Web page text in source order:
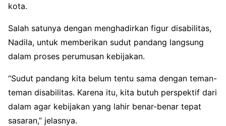
kota.
Salah satunya dengan menghadirkan figur disabilitas,
Nadila, untuk memberikan sudut pandang langsung
dalam proses perumusan kebijakan.
“Sudut pandang kita belum tentu sama dengan teman-
teman disabilitas. Karena itu, kita butuh perspektif dari
dalam agar kebijakan yang lahir benar-benar tepat
sasaran,” jelasnya.